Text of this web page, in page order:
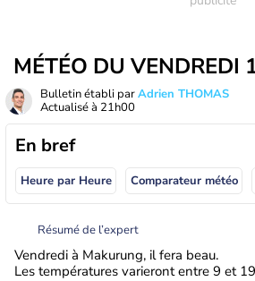
MÉTÉO DU VENDREDI
Bulletin établi parAdrien THOMAS
Actualisé à 21h00
En bref
Heure par Heure Comparateur météo
Résumé de l’expert
Vendredi à Makurung, il fera beau.
Les températures varieront entre 9 et